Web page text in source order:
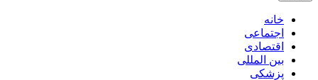
خانه
اجتماعی
اقتصادی
بین المللی
پزشکی